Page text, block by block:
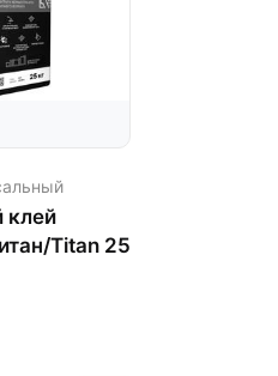
клей
Titan 25